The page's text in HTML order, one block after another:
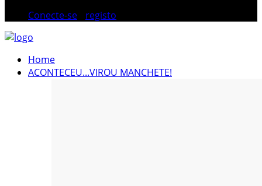
Conecte-se
registo
Home
ACONTECEU...VIROU MANCHETE!